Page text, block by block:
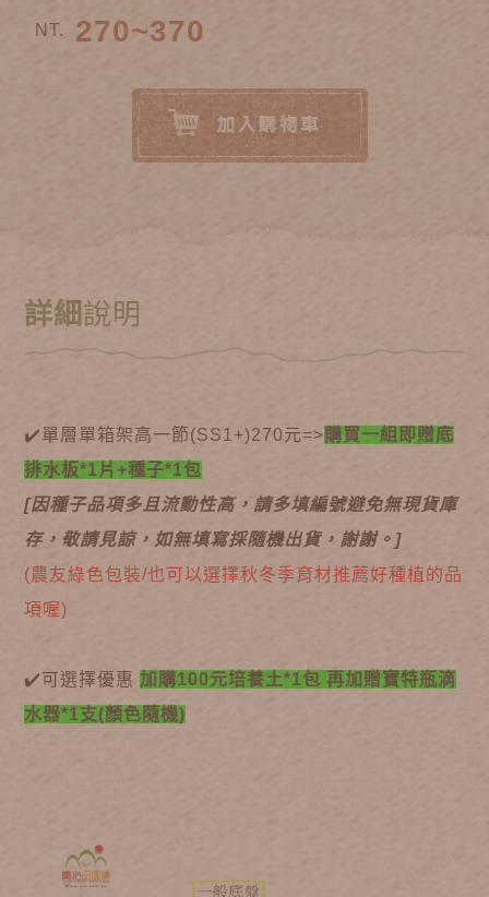
NT. 270~370
詳細說明
✔️單層單箱架高一節(SS1+)270元=>購買一組即贈底
排水板*1片+種子*1包
[因種子品項多且流動性高，請多填編號避免無現貨庫
存，敬請見諒，如無填寫採隨機出貨，謝謝。]
(農友綠色包裝/也可以選擇秋冬季育材推薦好種植的品
項喔)
✔️可選擇優惠 加購100元培養土*1包 再加贈寶特瓶滴
水器*1支(顏色隨機)